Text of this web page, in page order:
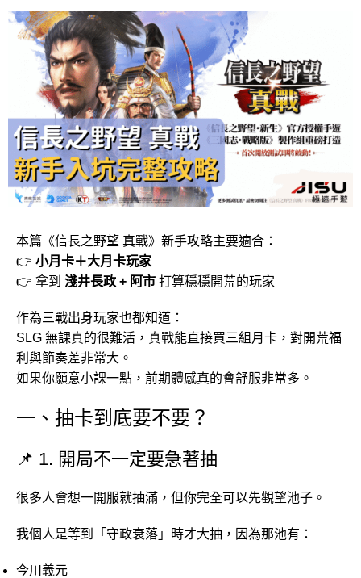
本篇《信長之野望 真戰》新手攻略主要適合：
👉 小月卡＋大月卡玩家
👉 拿到 淺井長政 + 阿市 打算穩穩開荒的玩家
作為三戰出身玩家也都知道：
SLG 無課真的很難活，真戰能直接買三組月卡，對開荒福
利與節奏差非常大。
如果你願意小課一點，前期體感真的會舒服非常多。
一、抽卡到底要不要？
📌 1. 開局不一定要急著抽
很多人會想一開服就抽滿，但你完全可以先觀望池子。
我個人是等到「守政衰落」時才大抽，因為那池有：
今川義元